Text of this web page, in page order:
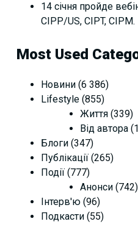
14 січня пройде
CIPP/US, CIPT,
Most Used
Новини (6 386)
Lifestyle (855)
Життя (339)
Від автора
Блоги (347)
Публікації (265)
Події (777)
Анонси (742)
Інтерв'ю (96)
Подкасти (55)